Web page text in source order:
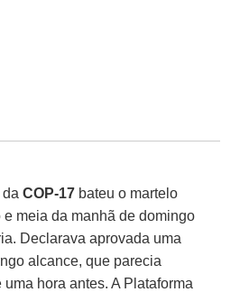
COP-17 bateu o martelo
meia da manhã de domingo
Declarava aprovada uma
alcance, que parecia
hora antes. A Plataforma